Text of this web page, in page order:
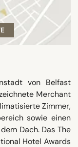
von Belfast
Merchant
Zimmer,
sowie einen
Dach. Das The
Hotel Awards